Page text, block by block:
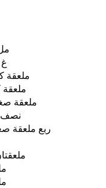
-
-
- ملعقة
-
-
-
-
-